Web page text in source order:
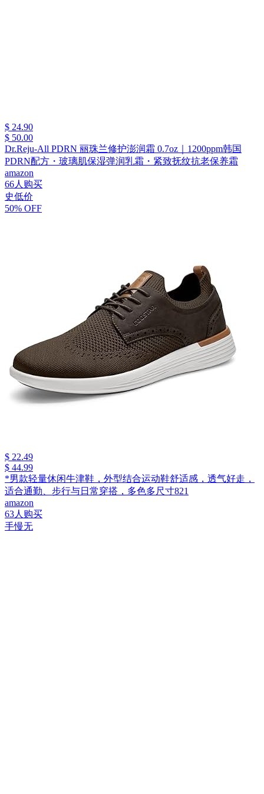
$ 24.90
$ 50.00
Dr.Reju-All PDRN 丽珠兰修护澎润霜 0.7oz｜1200ppm韩国
PDRN配方・玻璃肌保湿弹润乳霜・紧致抚纹抗老保养霜
amazon
66人购买
史低价
50% OFF
$ 22.49
$ 44.99
*男款轻量休闲牛津鞋，外型结合运动鞋舒适感，透气好走，
适合通勤、步行与日常穿搭，多色多尺寸821
amazon
63人购买
手慢无